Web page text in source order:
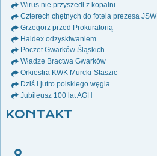
Wirus nie przyszedł z kopalni
Czterech chętnych do fotela prezesa JSW
Grzegorz przed Prokuratorią
Haldex odzyskiwaniem
Poczet Gwarków Śląskich
Władze Bractwa Gwarków
Orkiestra KWK Murcki-Staszic
Dziś i jutro polskiego węgla
Jubileusz 100 lat AGH
KONTAKT